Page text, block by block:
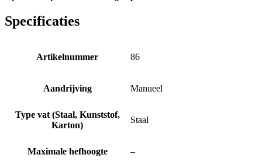
Specificaties
Artikelnummer 86
Aandrijving Manueel
Type vat (Staal, Kunststof,
Karton)
Staal
Maximale hefhoogte –